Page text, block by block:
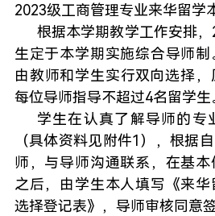
2023级工商管理专业来华留学
根据本学期教学工作安排
生定于本学期实施综合导师
由教师和学生实行双向选择
每位导师指导不超过4名留学生
学生在认真了解导师的专
（具体资料见附件1），根据
师，与导师沟通联系，在基
之后，由学生本人填写《来
选择登记表》，导师审核同意签